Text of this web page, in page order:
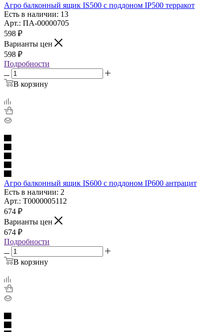
Агро балконный ящик IS500 с поддоном IP500 терракот
Есть в наличии: 13
Арт.: ПА-00000705
598 ₽
Варианты цен
598 ₽
Подробности
В корзину
Агро балконный ящик IS600 с поддоном IP600 антрацит
Есть в наличии: 2
Арт.: Т0000005112
674 ₽
Варианты цен
674 ₽
Подробности
В корзину